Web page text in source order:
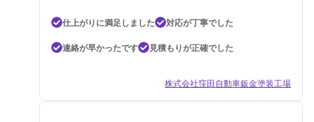
仕上がりに満足しました
対応が丁寧でした
連絡が早かったです
見積もりが正確でした
株式会社窪田自動車鈑金塗装工場